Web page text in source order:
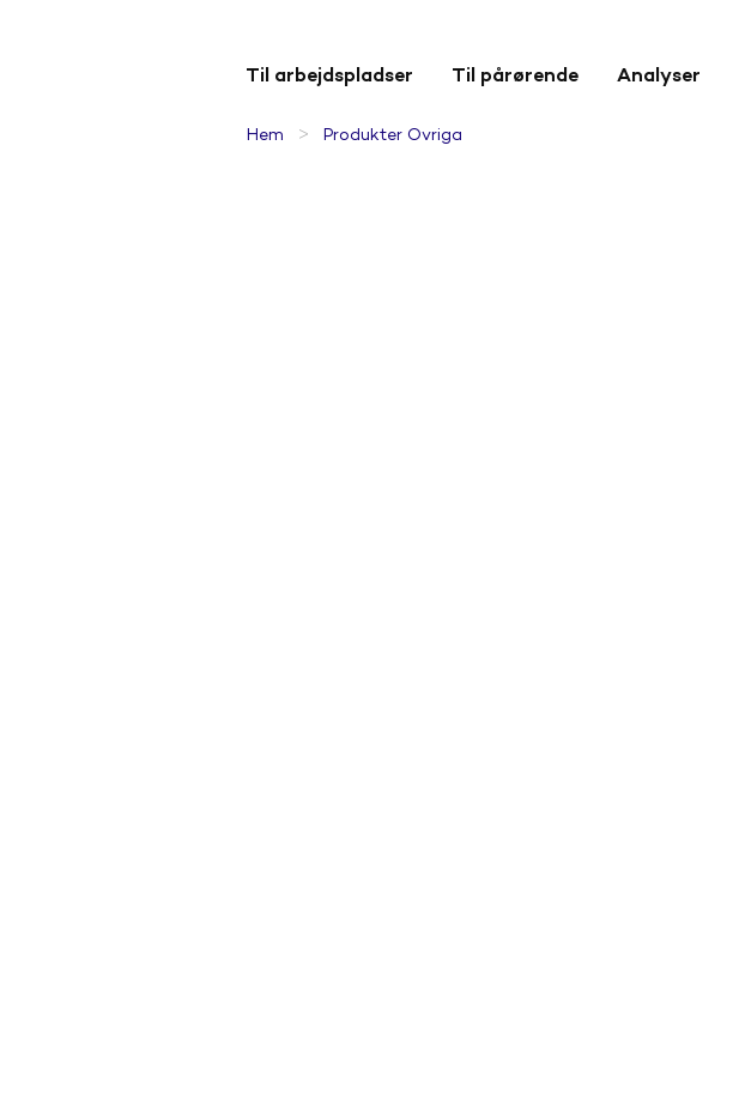
Hem > Produkter Övriga
Til arbejdspladser Til pårørende Analyser